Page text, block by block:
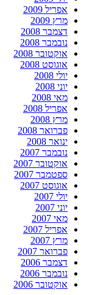
אפריל 2009
מרץ 2009
דצמבר 2008
נובמבר 2008
אוקטובר 2008
אוגוסט 2008
יולי 2008
יוני 2008
מאי 2008
אפריל 2008
מרץ 2008
פברואר 2008
ינואר 2008
נובמבר 2007
אוקטובר 2007
ספטמבר 2007
אוגוסט 2007
יולי 2007
יוני 2007
מאי 2007
אפריל 2007
מרץ 2007
פברואר 2007
דצמבר 2006
נובמבר 2006
אוקטובר 2006